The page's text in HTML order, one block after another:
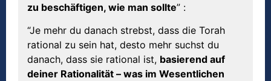
zu beschäftigen, wie man sollte” :
“Je mehr du danach strebst, dass die Torah
rational zu sein hat, desto mehr suchst du
danach, dass sie rational ist, basierend auf
deiner Rationalität – was im Wesentlichen